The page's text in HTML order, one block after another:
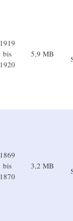
1919
bis
1920
5,9 MB
1869
bis
1870
3,2 MB